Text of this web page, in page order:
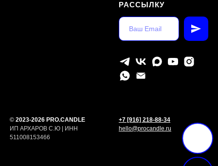
РАССЫЛКУ
© 2023-2026 PRO.CANDLE
ИП АРХАРОВ С.Ю | ИНН
511008153466
+7 [916] 218-88-34
hello@procandle.ru